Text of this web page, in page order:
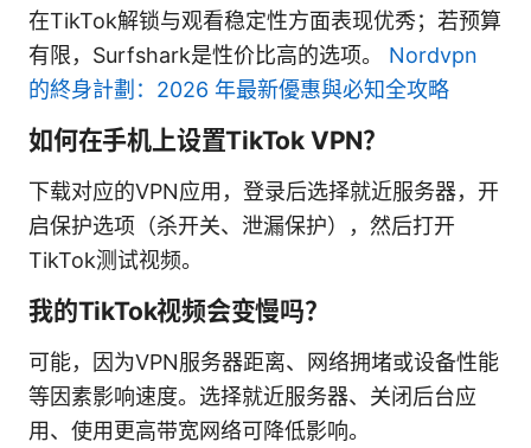
在TikTok解锁与观看稳定性方面表现优秀；若预算
有限，Surfshark是性价比高的选项。 Nordvpn
的終身計劃：2026 年最新優惠與必知全攻略
如何在手机上设置TikTok VPN？
下载对应的VPN应用，登录后选择就近服务器，开
启保护选项（杀开关、泄漏保护），然后打开
TikTok测试视频。
我的TikTok视频会变慢吗？
可能，因为VPN服务器距离、网络拥堵或设备性能
等因素影响速度。选择就近服务器、关闭后台应
用、使用更高带宽网络可降低影响。